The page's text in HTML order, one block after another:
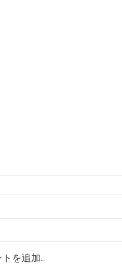
頃に『ピ』
トを追加…